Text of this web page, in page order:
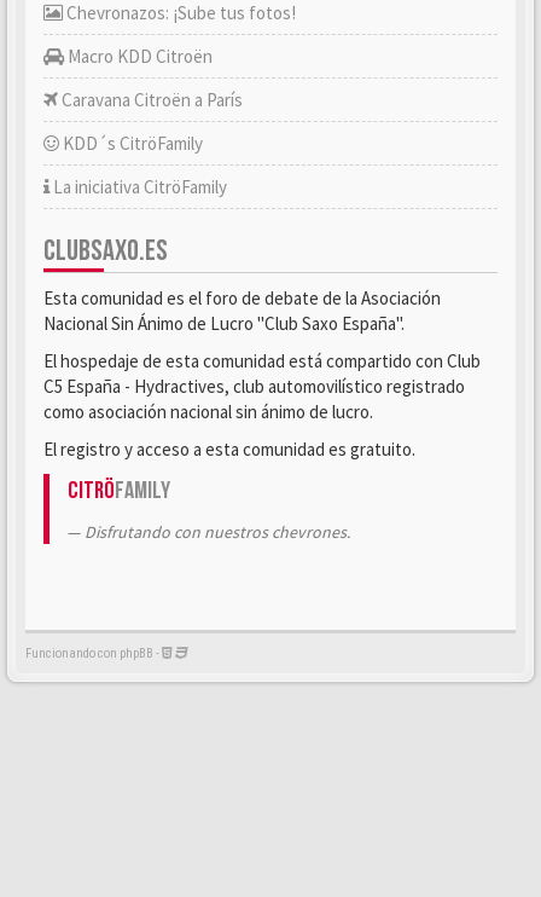
Chevronazos: ¡Sube tus fotos!
Macro KDD Citroën
Caravana Citroën a París
KDD´s CitröFamily
La iniciativa CitröFamily
CLUBSAXO.ES
Esta comunidad es el foro de debate de la Asociación
Nacional Sin Ánimo de Lucro "Club Saxo España".
El hospedaje de esta comunidad está compartido con Club
C5 España - Hydractives, club automovilístico registrado
como asociación nacional sin ánimo de lucro.
El registro y acceso a esta comunidad es gratuito.
CitröFamily
Disfrutando con nuestros chevrones.
Funcionando con phpBB -